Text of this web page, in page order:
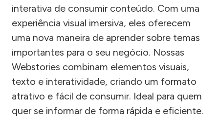
interativa de consumir conteúdo. Com uma
experiência visual imersiva, eles oferecem
uma nova maneira de aprender sobre temas
importantes para o seu negócio. Nossas
Webstories combinam elementos visuais,
texto e interatividade, criando um formato
atrativo e fácil de consumir. Ideal para quem
quer se informar de forma rápida e eficiente.